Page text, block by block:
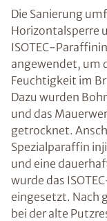
Die Sanierung
Horizontalsperre
ISOTEC-
angewendet, um
Feuchtigkeit im
Dazu wurden
und das
getrocknet.
Spezialparaffin
und eine
wurde das
eingesetzt. Nach
bei der alte